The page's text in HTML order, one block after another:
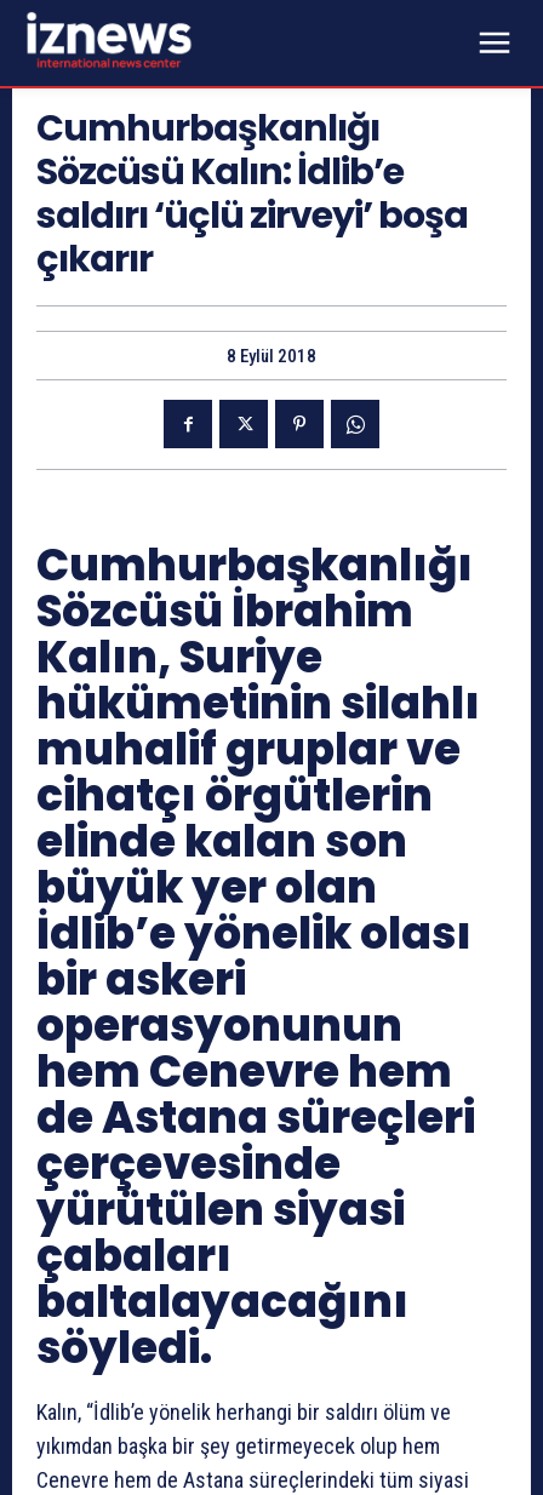
Cumhurbaşkanlığı
Sözcüsü Kalın: İdlib’e
saldırı ‘üçlü zirveyi’ boşa
çıkarır
8 Eylül 2018
Cumhurbaşkanlığı
Sözcüsü İbrahim
Kalın, Suriye
hükümetinin silahlı
muhalif gruplar ve
cihatçı örgütlerin
elinde kalan son
büyük yer olan
İdlib’e yönelik olası
bir askeri
operasyonunun
hem Cenevre hem
de Astana süreçleri
çerçevesinde
yürütülen siyasi
çabaları
baltalayacağını
söyledi.
Kalın, “İdlib’e yönelik herhangi bir saldırı ölüm ve
yıkımdan başka bir şey getirmeyecek olup hem
Cenevre hem de Astana süreçlerindeki tüm siyasi